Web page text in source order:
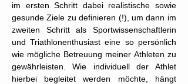
im ersten Schritt dabei realistische sowie
gesunde Ziele zu definieren (!), um dann im
zweiten Schritt als Sportwissenschaftlerin
und Triathlonenthusiast eine so persönlich
wie mögliche Betreuung meiner Athleten zu
gewährleisten. Wie individuell der Athlet
hierbei begleitet werden möchte, hängt